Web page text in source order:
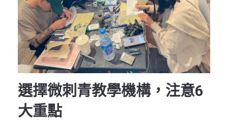
選擇微刺青教學機構，注意6
大重點